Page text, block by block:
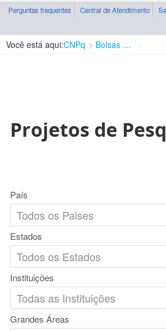
Perguntas frequentes Central de Atendimento
Você está aqui:CNPq Bolsas e Auxílios Vigentes
Projetos de
País
Estados
Instituições
Grandes Áreas